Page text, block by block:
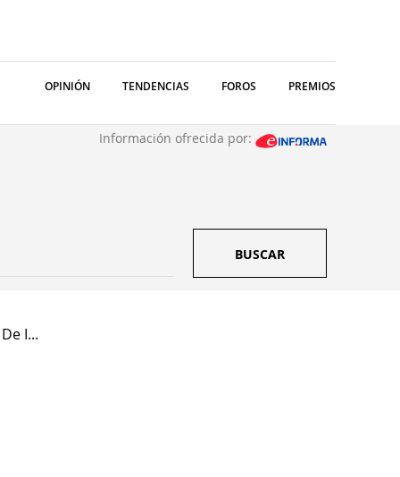
OPINIÓN TENDENCIAS FOROS PREMIOS
Información ofrecida por:
BUSCAR
I...